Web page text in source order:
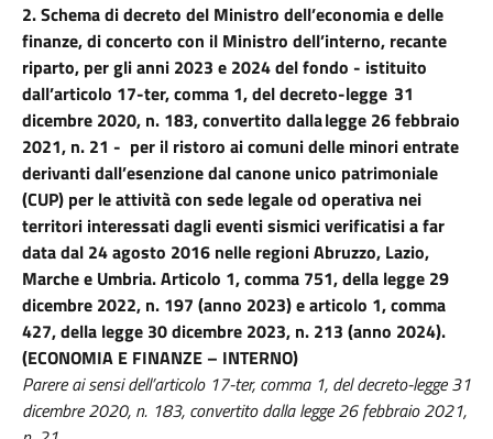
2. Schema di decreto del Ministro dell’economia e delle
finanze, di concerto con il Ministro dell’interno, recante
riparto, per gli anni 2023 e 2024 del fondo - istituito
dall’articolo 17-ter, comma 1, del decreto-legge 31
dicembre 2020, n. 183, convertito dalla legge 26 febbraio
2021, n. 21 - per il ristoro ai comuni delle minori entrate
derivanti dall’esenzione dal canone unico patrimoniale
(CUP) per le attività con sede legale od operativa nei
territori interessati dagli eventi sismici verificatisi a far
data dal 24 agosto 2016 nelle regioni Abruzzo, Lazio,
Marche e Umbria. Articolo 1, comma 751, della legge 29
dicembre 2022, n. 197 (anno 2023) e articolo 1, comma
427, della legge 30 dicembre 2023, n. 213 (anno 2024).
(ECONOMIA E FINANZE – INTERNO)
Parere ai sensi dell’articolo 17-ter, comma 1, del decreto-legge 31
dicembre 2020, n. 183, convertito dalla legge 26 febbraio 2021,